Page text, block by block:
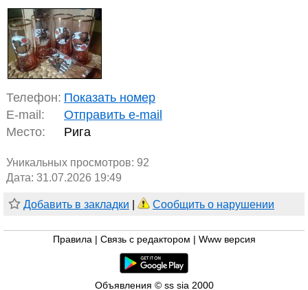
Телефон: Показать номер
E-mail:
Отправить e-mail
Место:
Рига
Уникальных просмотров: 92
Дата: 31.07.2026 19:49
Добавить в закладки Сообщить о нарушении
Правила Связь с редактором Www версия
Объявления © ss sia 2000